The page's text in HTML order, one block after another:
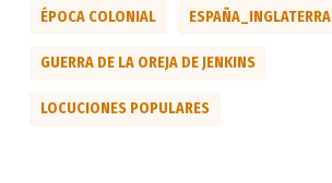
ÉPOCA COLONIAL ESPAÑA_INGLATERRA
GUERRA DE LA OREJA DE JENKINS
LOCUCIONES POPULARES